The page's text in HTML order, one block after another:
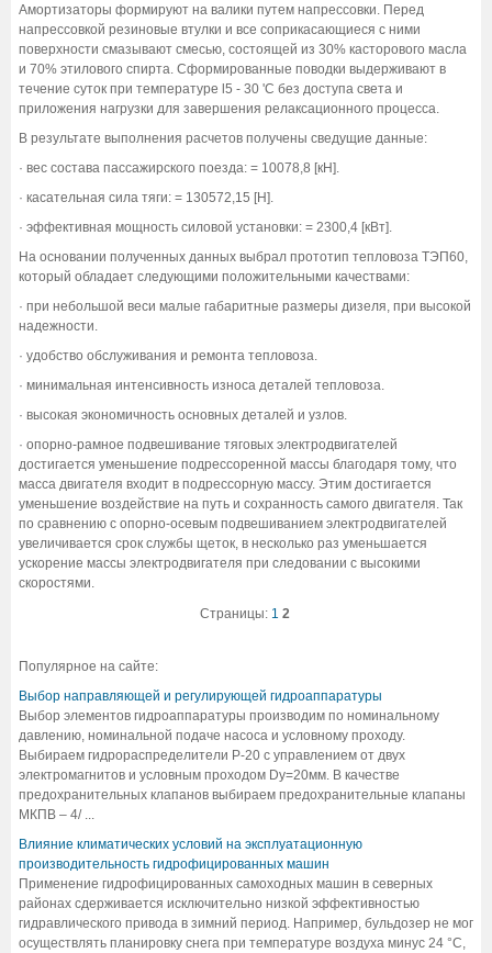
Амортизаторы формируют на валики путем напрессовки. Перед
напрессовкой резиновые втулки и все соприкасающиеся с ними
поверхности смазывают смесью, состоящей из 30% касторового масла
и 70% этилового спирта. Сформированные поводки выдерживают в
течение суток при температуре l5 - 30 'С без доступа света и
приложения нагрузки для завершения релаксационного процесса.
В результате выполнения расчетов получены сведущие данные:
· вес состава пассажирского поезда: = 10078,8 [кН].
· касательная сила тяги: = 130572,15 [Н].
· эффективная мощность силовой установки: = 2300,4 [кВт].
На основании полученных данных выбрал прототип тепловоза ТЭП60,
который обладает следующими положительными качествами:
· при небольшой веси малые габаритные размеры дизеля, при высокой
надежности.
· удобство обслуживания и ремонта тепловоза.
· минимальная интенсивность износа деталей тепловоза.
· высокая экономичность основных деталей и узлов.
· опорно-рамное подвешивание тяговых электродвигателей
достигается уменьшение подрессоренной массы благодаря тому, что
масса двигателя входит в подрессорную массу. Этим достигается
уменьшение воздействие на путь и сохранность самого двигателя. Так
по сравнению с опорно-осевым подвешиванием электродвигателей
увеличивается срок службы щеток, в несколько раз уменьшается
ускорение массы электродвигателя при следовании с высокими
скоростями.
Страницы: 1 2
Популярное на сайте:
Выбор направляющей и регулирующей гидроаппаратуры
Выбор элементов гидроаппаратуры производим по номинальному
давлению, номинальной подаче насоса и условному проходу.
Выбираем гидрораспределители Р-20 с управлением от двух
электромагнитов и условным проходом Dу=20мм. В качестве
предохранительных клапанов выбираем предохранительные клапаны
МКПВ – 4/ ...
Влияние климатических условий на эксплуатационную
производительность гидрофицированных машин
Применение гидрофицированных самоходных машин в северных
районах сдерживается исключительно низкой эффективностью
гидравлического привода в зимний период. Например, бульдозер не мог
осуществлять планировку снега при температуре воздуха минус 24 °С,